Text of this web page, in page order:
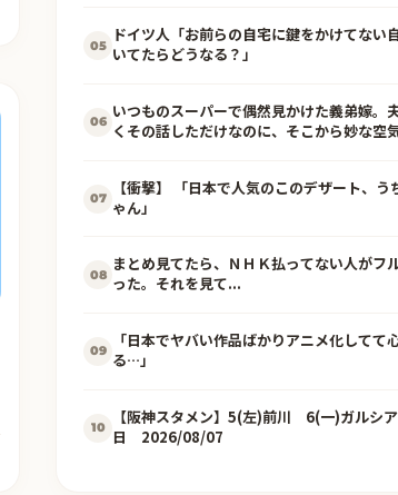
05
ドイツ人「お前らの自宅に鍵をかけてない
いてたらどうなる？」
06
いつものスーパーで偶然見かけた義弟嫁。
くその話しただけなのに、そこから妙な空
07
【衝撃】 「日本で人気のこのデザート、う
ゃん」
08
まとめ見てたら、ＮＨＫ払ってない人がフ
った。それを見て...
09
「日本でヤバい作品ばかりアニメ化してて
る…」
10
【阪神スタメン】5(左)前川 6(一)ガルシ
日 2026/08/07